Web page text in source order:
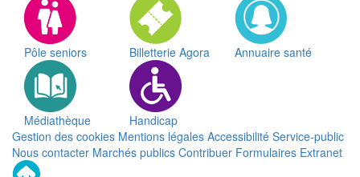
Pôle seniors Billetterie Agora Annuaire santé
Médiathèque
Handicap
Gestion des cookies Mentions légales Accessibilité Service-public
Nous contacter Marchés publics Contribuer Formulaires Extranet
Remonter